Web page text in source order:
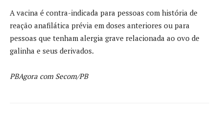
A vacina é contra-indicada para pessoas com história de
reação anafilática prévia em doses anteriores ou para
pessoas que tenham alergia grave relacionada ao ovo de
galinha e seus derivados.
PBAgora com Secom/PB